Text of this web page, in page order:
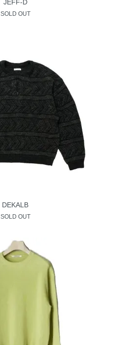
JEFF-D
SOLD OUT
DEKALB
SOLD OUT